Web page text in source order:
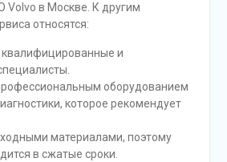
Volvo в Москве. К другим
относятся:
квалифицированные и
оборудованием
которое рекомендует
материалами, поэтому
в сжатые сроки.